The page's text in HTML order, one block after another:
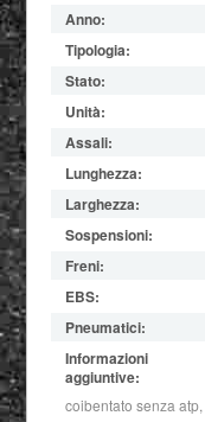
Anno:
Tipologia:
Stato:
Unità:
Assali:
Lunghezza:
Larghezza:
Sospensioni:
Freni:
EBS:
Pneumatici:
Informazioni
aggiuntive:
coibentato senza